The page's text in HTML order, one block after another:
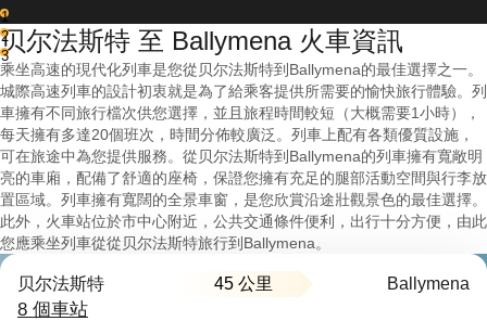
1
2
3
贝尔法斯特 至 Ballymena 火車資訊
乘坐高速的現代化列車是您從贝尔法斯特到Ballymena的最佳選擇之一。
城際高速列車的設計初衷就是為了給乘客提供所需要的愉快旅行體驗。列
車擁有不同旅行檔次供您選擇，並且旅程時間較短（大概需要1小時），
每天擁有多達20個班次，時間分佈較廣泛。列車上配有各類優質設施，
可在旅途中為您提供服務。從贝尔法斯特到Ballymena的列車擁有寬敞明
亮的車廂，配備了舒適的座椅，保證您擁有充足的腿部活動空間與行李放
置區域。列車擁有寬闊的全景車窗，是您欣賞沿途壯觀景色的最佳選擇。
此外，火車站位於市中心附近，公共交通條件便利，出行十分方便，由此
您應乘坐列車從從贝尔法斯特旅行到Ballymena。
贝尔法斯特 45 公里 Ballymena
8 個車站